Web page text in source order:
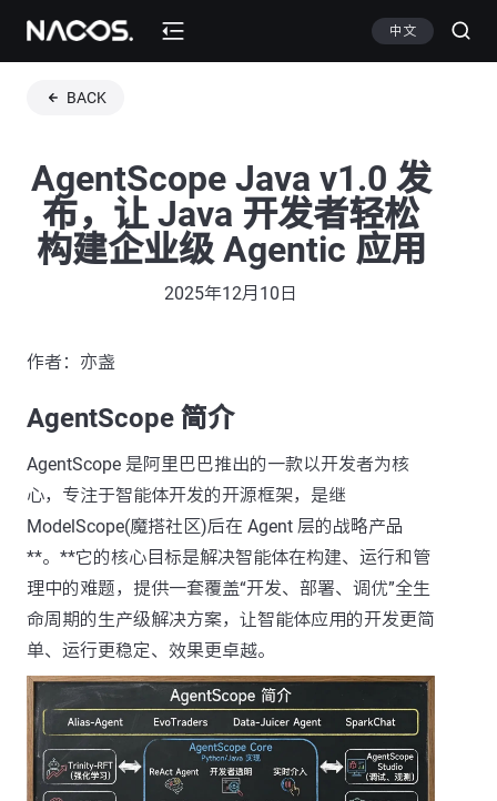
中文
BACK
AgentScope Java v1.0 发
布，让 Java 开发者轻松
构建企业级 Agentic 应用
2025年12月10日
作者：亦盏
AgentScope 简介
AgentScope 是阿里巴巴推出的一款以开发者为核
心，专注于智能体开发的开源框架，是继
ModelScope(魔搭社区)后在 Agent 层的战略产品
**。**它的核心目标是解决智能体在构建、运行和管
理中的难题，提供一套覆盖“开发、部署、调优”全生
命周期的生产级解决方案，让智能体应用的开发更简
单、运行更稳定、效果更卓越。